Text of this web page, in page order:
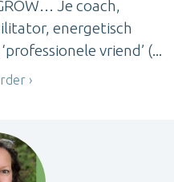
Je coach,
energetisch
vriend’ (...